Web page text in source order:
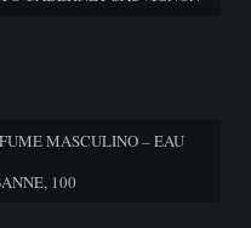
MASCULINO – EAU
100